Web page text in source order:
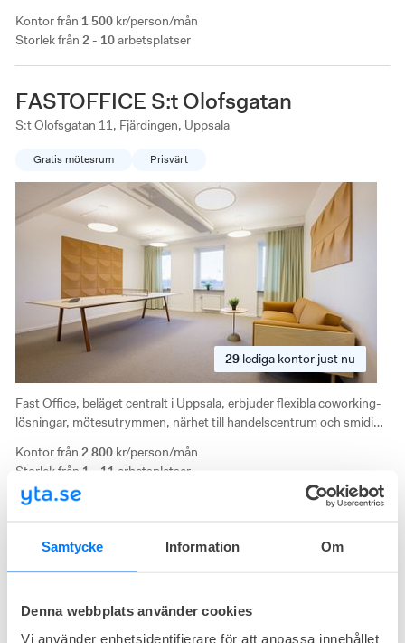
Samtycke Information Om
Denna webbplats använder cookies
Vi använder enhetsidentifierare för att anpassa innehållet
Kontor från 1 500 kr/person/mån
Storlek från 2 - 10arbetsplatser
FASTOFFICE S:t Olofsgatan
S:t Olofsgatan 11, Fjärdingen, Uppsala
Gratis mötesrum Prisvärt
29 lediga kontor just nu
Kontor från 2 800 kr/person/mån
Storlek från 1 - 11 arbetsplatser
Fast Office, beläget centralt i Uppsala, erbjuder flexibla coworking-
lösningar, mötesutrymmen, närhet till handelscentrum och smidig
Sofielundsgatan 7, Kungsängen, Uppsala